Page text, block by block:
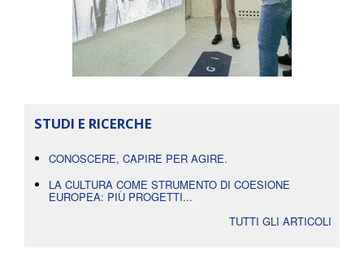
STUDI E RICERCHE
CONOSCERE, CAPIRE PER AGIRE.
LA CULTURA COME STRUMENTO DI COESIONE
EUROPEA: PIÙ PROGETTI...
TUTTI GLI ARTICOLI